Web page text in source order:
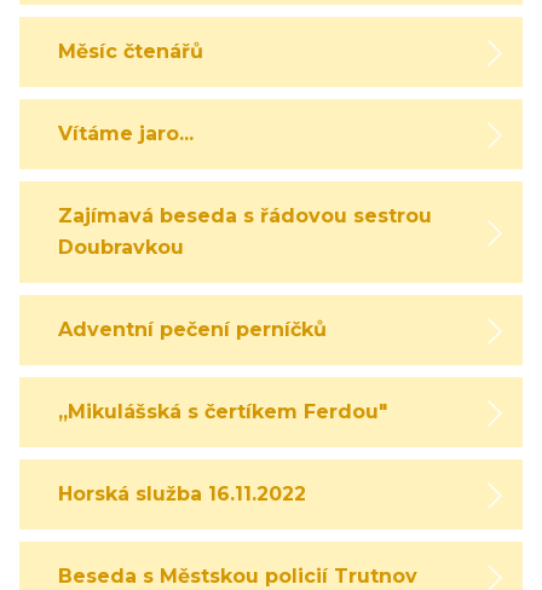
Měsíc čtenářů
Vítáme jaro...
Zajímavá beseda s řádovou sestrou
Doubravkou
Adventní pečení perníčků
,,Mikulášská s čertíkem Ferdou"
Horská služba 16.11.2022
Beseda s Městskou policií Trutnov